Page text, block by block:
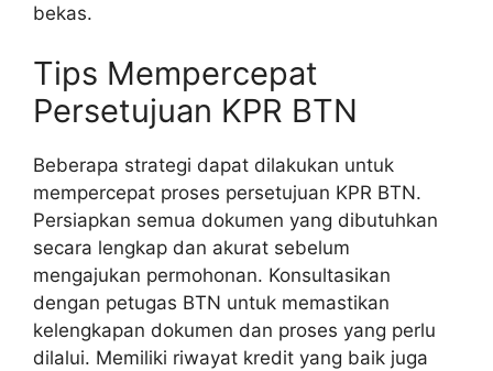
bekas.
Tips Mempercepat
Persetujuan KPR BTN
Beberapa strategi dapat dilakukan untuk
mempercepat proses persetujuan KPR BTN.
Persiapkan semua dokumen yang dibutuhkan
secara lengkap dan akurat sebelum
mengajukan permohonan. Konsultasikan
dengan petugas BTN untuk memastikan
kelengkapan dokumen dan proses yang perlu
dilalui. Memiliki riwayat kredit yang baik juga